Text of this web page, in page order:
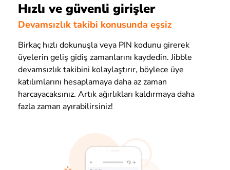
Hızlı ve güvenli girişler
Devamsızlık takibi konusunda eşsiz
Birkaç hızlı dokunuşla veya PIN kodunu girerek
üyelerin geliş gidiş zamanlarını kaydedin. Jibble
devamsızlık takibini kolaylaştırır, böylece üye
katılımlarını hesaplamaya daha az zaman
harcayacaksınız. Artık ağırlıkları kaldırmaya daha
fazla zaman ayırabilirsiniz!